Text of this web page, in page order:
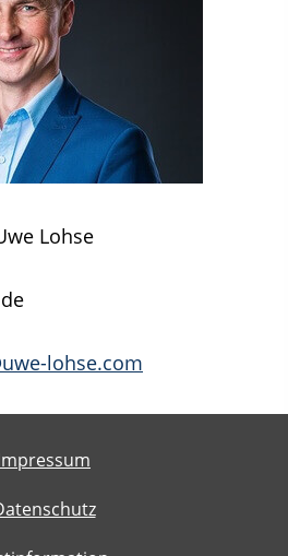
Lohse
lohse.com